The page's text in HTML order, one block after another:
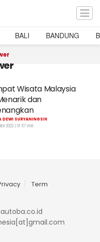
BALI BANDUNG
Wisata Malaysia
dan
DEWI SURYANINGSIH
2022 | 01:57 WIB
Term